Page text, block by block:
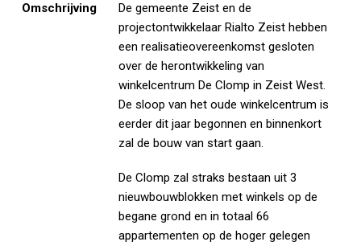
Omschrijving
De gemeente Zeist en de
projectontwikkelaar Rialto Zeist hebben
een realisatieovereenkomst gesloten
over de herontwikkeling van
winkelcentrum De Clomp in Zeist West.
De sloop van het oude winkelcentrum is
eerder dit jaar begonnen en binnenkort
zal de bouw van start gaan.
De Clomp zal straks bestaan uit 3
nieuwbouwblokken met winkels op de
begane grond en in totaal 66
appartementen op de hoger gelegen